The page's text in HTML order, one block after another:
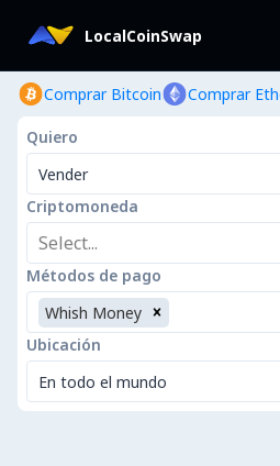
LocalCoinSwap
Comprar Bitcoin Comprar
Quiero
Vender
Criptomoneda
Select...
Métodos de pago
Whish Money
Ubicación
En todo el mundo